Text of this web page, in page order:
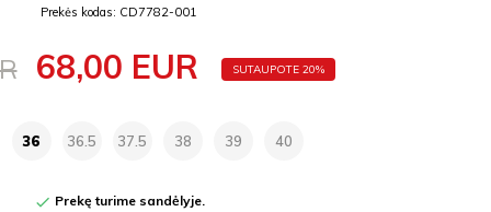
Prekės kodas: CD7782-001
68,00 EUR SUTAUPOTE 20%
36 36.5 37.5 38 39 40
 Prekę turime sandėlyje.